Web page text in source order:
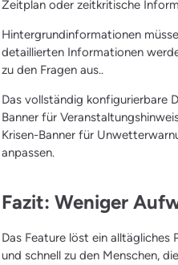
Zeitplan oder zeitkritische
Hintergrundinformationen
detaillierten Informationen
zu den Fragen aus..
Das vollständig konfigurierbare
Banner für
Krisen-Banner für
anpassen.
Fazit: Weniger
Das Feature löst ein
und schnell zu den Menschen,